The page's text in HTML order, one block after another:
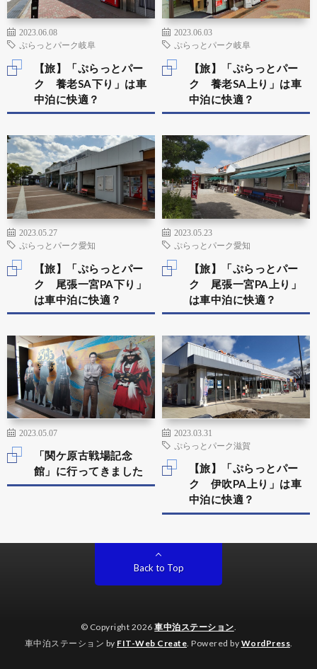
2023.06.08
ぷらっとパーク岐阜
【旅】「ぷらっとパー
ク 養老SA下り」は車
中泊に快適？
2023.06.03
ぷらっとパーク岐阜
【旅】「ぷらっとパー
ク 養老SA上り」は車
中泊に快適？
2023.05.27
ぷらっとパーク愛知
【旅】「ぷらっとパー
ク 尾張一宮PA下り」
は車中泊に快適？
2023.05.23
ぷらっとパーク愛知
【旅】「ぷらっとパー
ク 尾張一宮PA上り」
は車中泊に快適？
2023.05.07
「関ケ原古戦場記念
館」に行ってきました
2023.03.31
ぷらっとパーク滋賀
【旅】「ぷらっとパー
ク 伊吹PA上り」は車
中泊に快適？
Back to Top
© Copyright 2026車中泊ステーション
車中泊ステーション by FIT-Web Create . Powered by WordPress